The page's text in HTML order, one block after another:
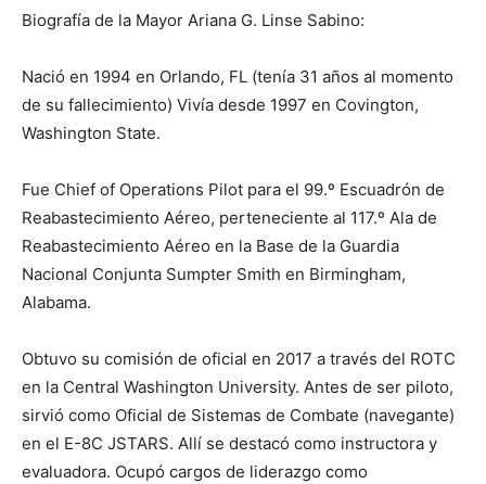
Biografía de la Mayor Ariana G. Linse Sabino:
Nació en 1994 en Orlando, FL (tenía 31 años al momento
de su fallecimiento) Vivía desde 1997 en Covington,
Washington State.
Fue Chief of Operations Pilot para el 99.º Escuadrón de
Reabastecimiento Aéreo, perteneciente al 117.º Ala de
Reabastecimiento Aéreo en la Base de la Guardia
Nacional Conjunta Sumpter Smith en Birmingham,
Alabama.
Obtuvo su comisión de oficial en 2017 a través del ROTC
en la Central Washington University. Antes de ser piloto,
sirvió como Oficial de Sistemas de Combate (navegante)
en el E-8C JSTARS. Allí se destacó como instructora y
evaluadora. Ocupó cargos de liderazgo como